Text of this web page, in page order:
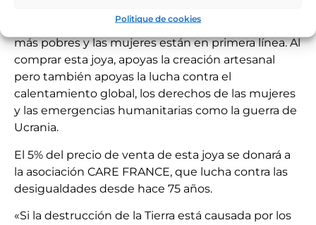
Politique de cookies
La emergencia climática afecta a las poblaciones
más pobres y las mujeres están en primera línea. Al
comprar esta joya, apoyas la creación artesanal
pero también apoyas la lucha contra el
calentamiento global, los derechos de las mujeres
y las emergencias humanitarias como la guerra de
Ucrania.
El 5% del precio de venta de esta joya se donará a
la asociación CARE FRANCE, que lucha contra las
desigualdades desde hace 75 años.
«Si la destrucción de la Tierra está causada por los